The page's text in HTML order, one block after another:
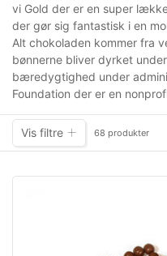
vi Gold der er en super
der gør sig fantastisk i en
Alt chokoladen kommer fra
bønnerne bliver dyrket
bæredygtighed under
Foundation der er en
Vis filtre 68 produkter